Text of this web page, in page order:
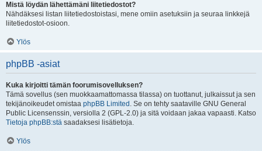
Mistä löydän lähettämäni liitetiedostot?
Nähdäksesi listan liitetiedostoistasi, mene omiin asetuksiin ja seuraa linkkejä
liitetiedostot-osioon.
Ylös
phpBB -asiat
Kuka kirjoitti tämän foorumisovelluksen?
Tämä sovellus (sen muokkaamattomassa tilassa) on tuottanut, julkaissut ja sen
tekijänoikeudet omistaa phpBB Limited . Se on tehty saataville GNU General
Public Licensenssin, versiolla 2 (GPL-2.0) ja sitä voidaan jakaa vapaasti. Katso
Tietoja phpBB:stä saadaksesi lisätietoja.
Ylös